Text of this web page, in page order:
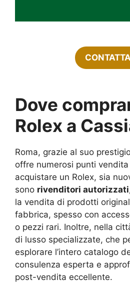
Dove
Rolex a
Roma, grazie al suo
offre numerosi punti
acquistare un Rolex, sia
sono rivenditori autorizzati
la vendita di prodotti
fabbrica, spesso con
o pezzi rari. Inoltre, nella
di lusso specializzate, che
esplorare l’intero catalogo
consulenza esperta e
post-vendita eccellente.